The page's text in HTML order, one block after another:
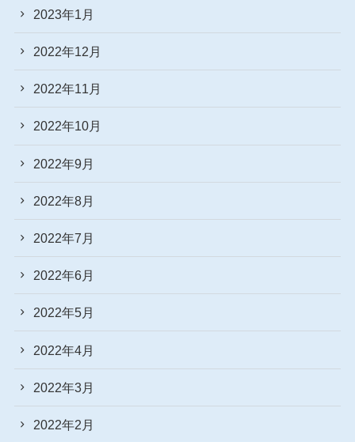
2023年1月
2022年12月
2022年11月
2022年10月
2022年9月
2022年8月
2022年7月
2022年6月
2022年5月
2022年4月
2022年3月
2022年2月